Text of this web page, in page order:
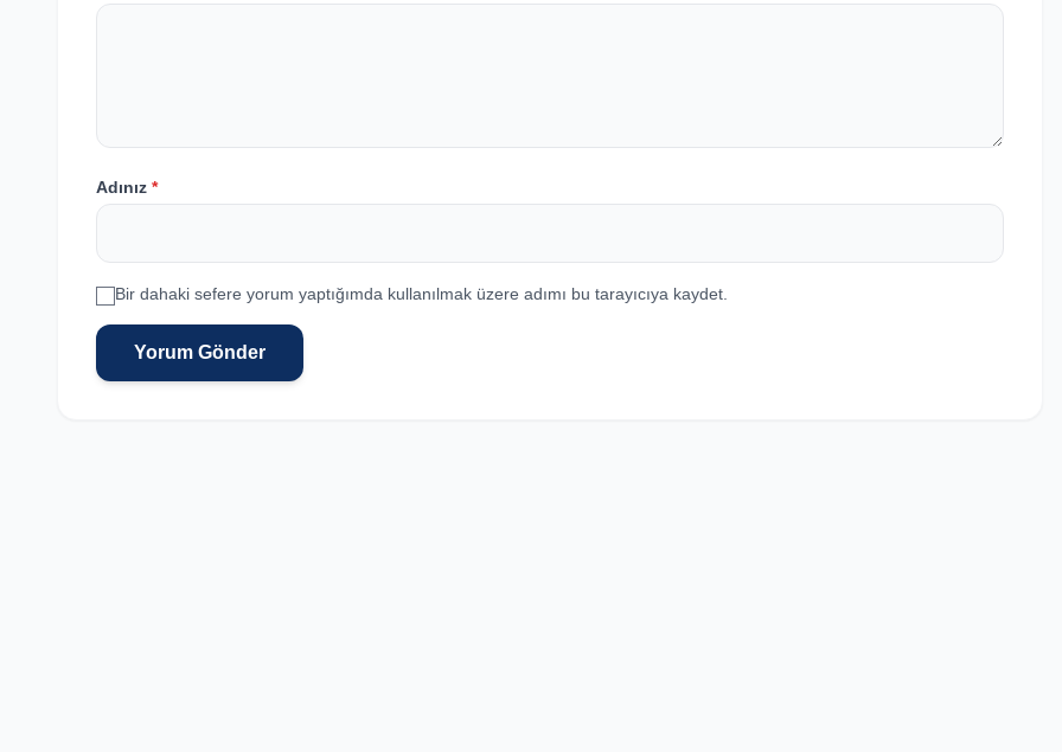
Adınız *
Bir dahaki sefere yorum yaptığımda kullanılmak üzere adımı bu tarayıcıya kaydet.
Yorum Gönder